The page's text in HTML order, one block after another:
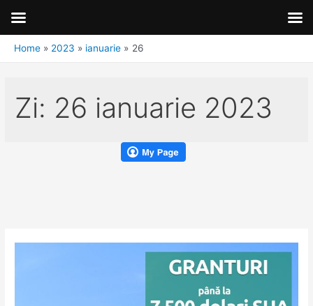
Home 2023 ianuarie 26
Zi: 26 ianuarie 2023